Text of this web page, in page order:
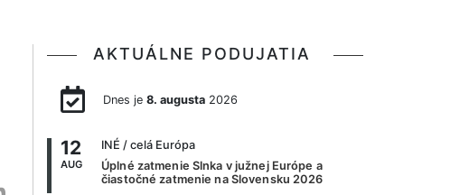
AKTUÁLNE PODUJATIA
Dnes je 8. augusta2026
12
AUG
INÉ / celá Európa
Úplné zatmenie Slnka v južnej Európe a
čiastočné zatmenie na Slovensku 2026